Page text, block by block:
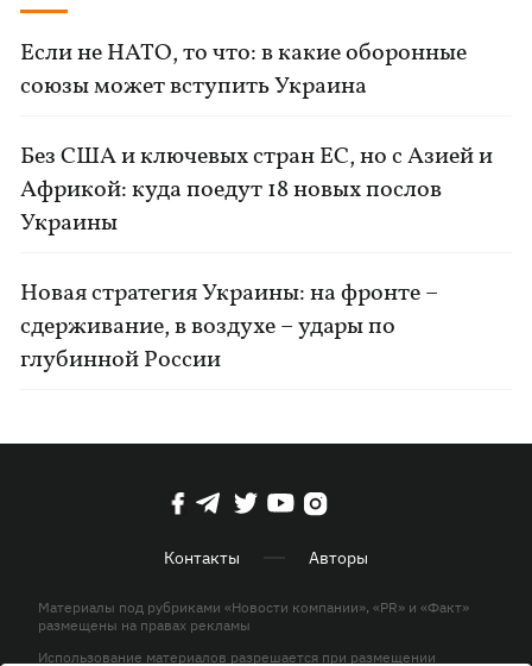
Если не НАТО, то что: в какие оборонные
союзы может вступить Украина
Без США и ключевых стран ЕС, но с Азией и
Африкой: куда поедут 18 новых послов
Украины
Новая стратегия Украины: на фронте –
сдерживание, в воздухе – удары по
глубинной России
Контакты Авторы
Материалы под рубриками «Новости компании», «PR» и «Факт»
размещены на правах рекламы
Использование материалов разрешается при размещении